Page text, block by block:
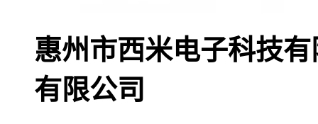
惠州市西米电子科技
有限公司